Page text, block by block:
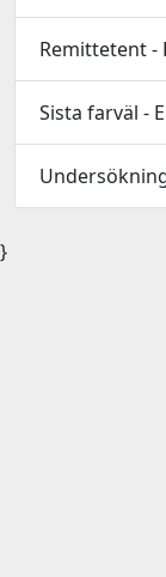
Remittetent -
Sista farväl -
}